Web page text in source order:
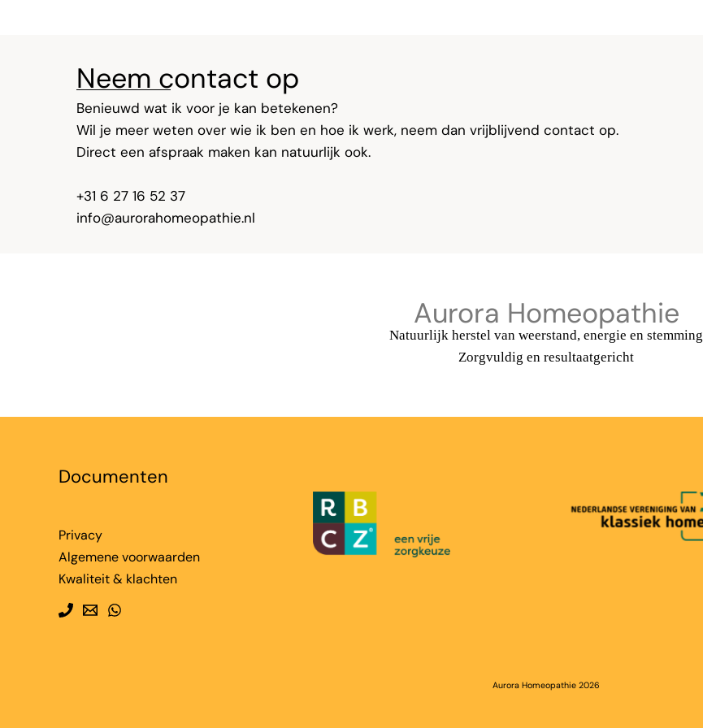
Neem contact op
Benieuwd wat ik voor je kan betekenen?
Wil je meer weten over wie ik ben en hoe ik werk, neem dan vrijblijvend contact op.
Direct een afspraak maken kan natuurlijk ook.
+31 6 27 16 52 37
info@aurorahomeopathie.nl
Aurora Homeopathie
Natuurlijk herstel van weerstand, energie en stemming
Zorgvuldig en resultaatgericht
Documenten
Privacy
Algemene voorwaarden
Kwaliteit & klachten
Aurora Homeopathie 2026